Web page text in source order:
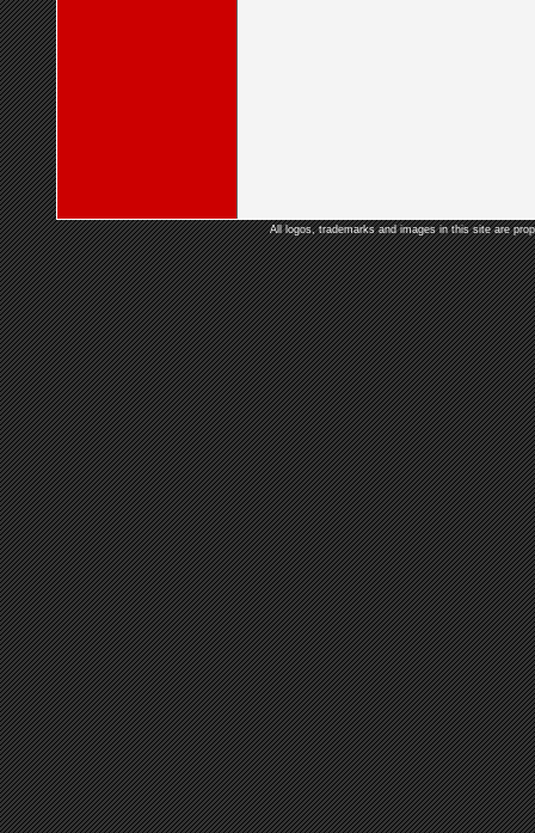
All logos, trademarks and images in this site are